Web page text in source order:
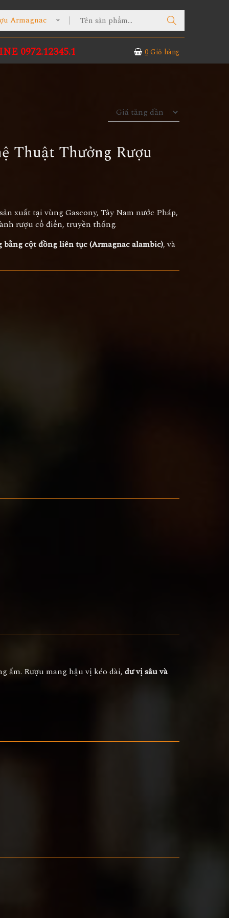
Armagnac
0972.12345.1 0Giỏ hàng
Thuật Thưởng Rượu
xuất tại vùng Gascony, Tây Nam nước Pháp,
rượu cổ điển, truyền thống.
cột đồng liên tục (Armagnac alambic), và
ấm. Rượu mang hậu vị kéo dài, dư vị sâu và